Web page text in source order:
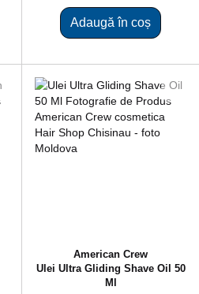
Adaugă în coș
American Crew
Ulei Ultra Gliding Shave Oil 50
Ml